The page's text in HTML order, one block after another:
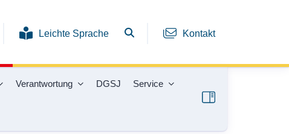
Leichte Sprache Kontakt
Verantwortung DGSJ Service